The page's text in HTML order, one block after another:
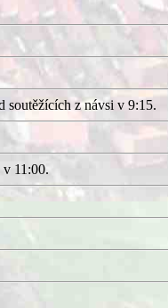
soutěžících z návsi v 9:15.
11:00.